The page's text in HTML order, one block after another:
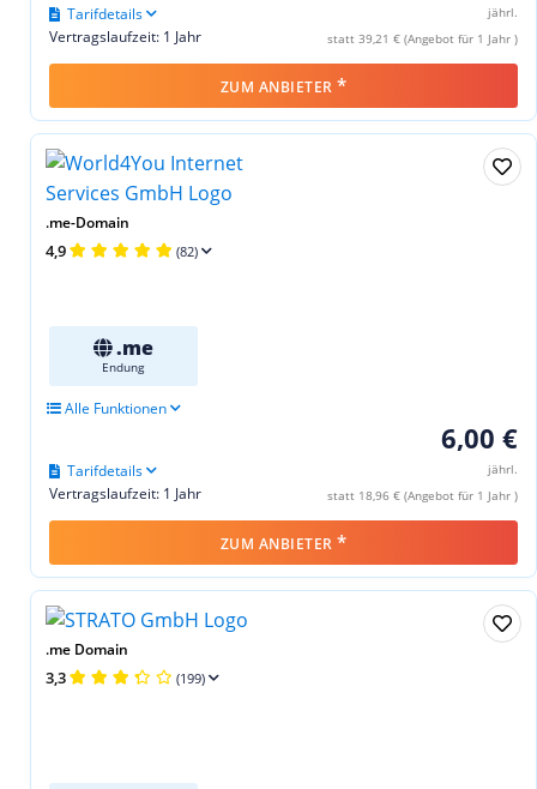
jährl.
statt 39,21 € (Angebot für 1 Jahr )
Vertragslaufzeit: 1 Jahr
Tarifdetails
ZUM ANBIETER *
.me-Domain
4,9 (82)
.me
Endung
Alle Funktionen
6,00 €
jährl.
statt 18,96 € (Angebot für 1 Jahr )
Vertragslaufzeit: 1 Jahr
Tarifdetails
ZUM ANBIETER *
.me Domain
3,3 (199)